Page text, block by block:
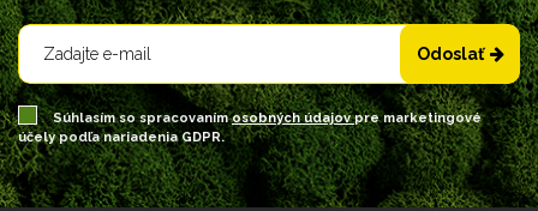
Odoslať
Súhlasím so spracovanímosobných údajovpre marketingové
účely podľa nariadenia GDPR.